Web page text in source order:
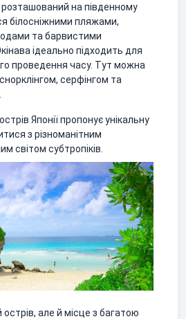
розташований на південному
білосніжними пляжами,
та барвистими
ідеально підходить для
проведення часу. Тут можна
серфінгом та
Японії пропонує унікальну
з різноманітним
світом субтропіків.
острів, але й місце з багатою